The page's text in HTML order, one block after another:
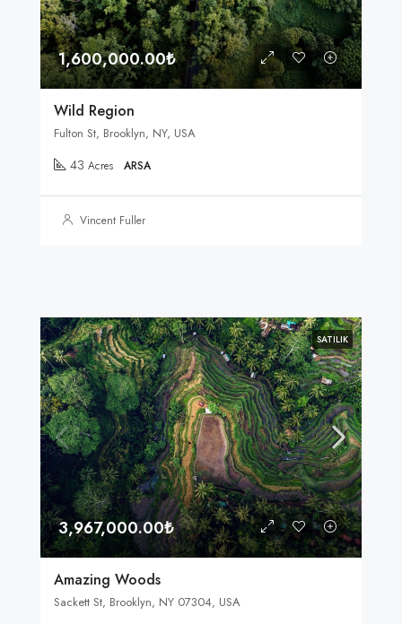
1,600,000.00₺
Wild Region
Fulton St, Brooklyn, NY, USA
43 Acres ARSA
Vincent Fuller
SATILIK
3,967,000.00₺
Amazing Woods
Sackett St, Brooklyn, NY 07304, USA